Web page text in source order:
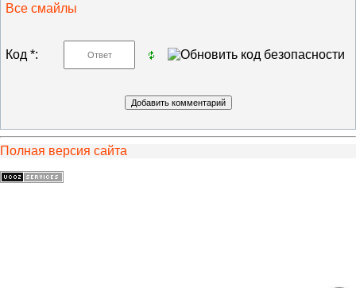
Все смайлы
Код *:
Полная версия сайта